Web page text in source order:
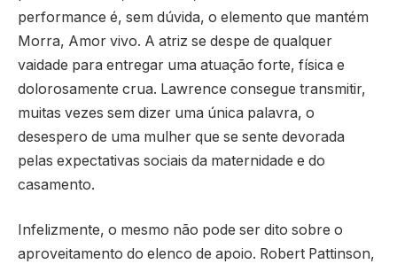
performance é, sem dúvida, o elemento que mantém
Morra, Amor vivo. A atriz se despe de qualquer
vaidade para entregar uma atuação forte, física e
dolorosamente crua. Lawrence consegue transmitir,
muitas vezes sem dizer uma única palavra, o
desespero de uma mulher que se sente devorada
pelas expectativas sociais da maternidade e do
casamento.
Infelizmente, o mesmo não pode ser dito sobre o
aproveitamento do elenco de apoio. Robert Pattinson,